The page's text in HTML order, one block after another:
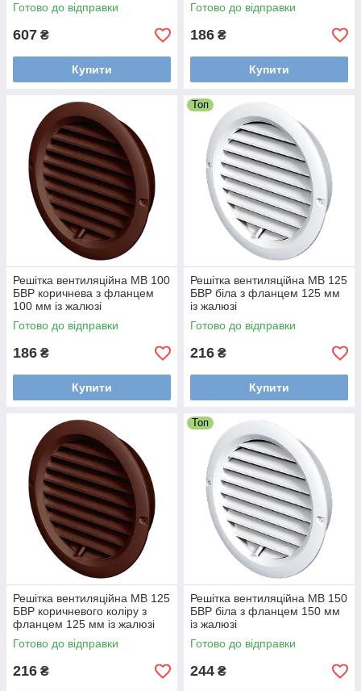
Готово до відправки
607 ₴
Купити
Готово до відправки
186 ₴
Купити
Решітка вентиляційна МВ 100
БВР коричнева з фланцем
100 мм із жалюзі
Готово до відправки
186 ₴
Купити
Топ
Решітка вентиляційна МВ 125
БВР біла з фланцем 125 мм
із жалюзі
Готово до відправки
216 ₴
Купити
Решітка вентиляційна МВ 125
БВР коричневого коліру з
фланцем 125 мм із жалюзі
Готово до відправки
216 ₴
Топ
Решітка вентиляційна МВ 150
БВР біла з фланцем 150 мм
із жалюзі
Готово до відправки
244 ₴